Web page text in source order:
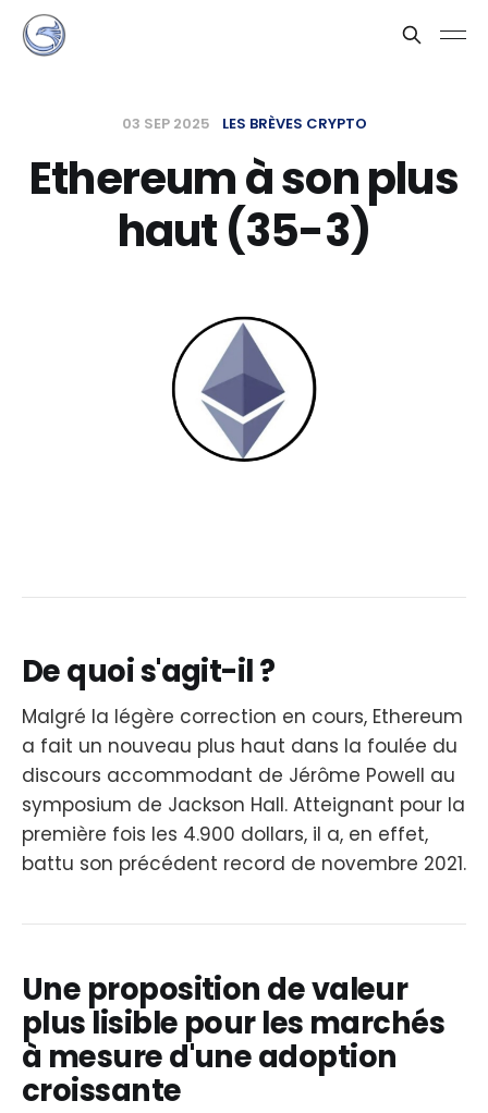
03 SEP 2025 LES BRÈVES CRYPTO
Ethereum à son plus
haut (35-3)
De quoi s'agit-il ?
Malgré la légère correction en cours, Ethereum
a fait un nouveau plus haut dans la foulée du
discours accommodant de Jérôme Powell au
symposium de Jackson Hall. Atteignant pour la
première fois les 4.900 dollars, il a, en effet,
battu son précédent record de novembre 2021.
Une proposition de valeur
plus lisible pour les marchés
à mesure d'une adoption
croissante